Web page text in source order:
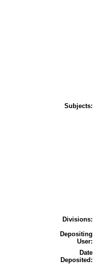
Subjects:
Divisions:
Depositing
User:
Date
Deposited: